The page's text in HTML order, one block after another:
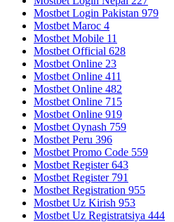
Mostbet Login Pakistan 979
Mostbet Maroc 4
Mostbet Mobile 11
Mostbet Official 628
Mostbet Online 23
Mostbet Online 411
Mostbet Online 482
Mostbet Online 715
Mostbet Online 919
Mostbet Oynash 759
Mostbet Peru 396
Mostbet Promo Code 559
Mostbet Register 643
Mostbet Register 791
Mostbet Registration 955
Mostbet Uz Kirish 953
Mostbet Uz Registratsiya 444